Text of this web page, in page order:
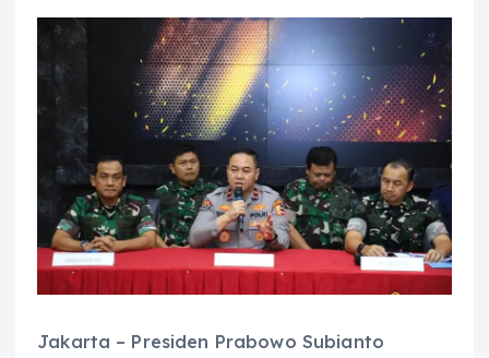
Jakarta – Presiden Prabowo Subianto